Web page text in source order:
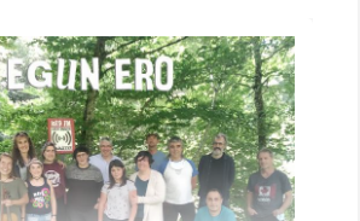
Arrosaren laburpen bideoa Hamaika
Telebistaren eskutik
2021/06/30